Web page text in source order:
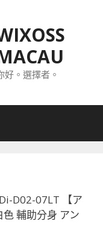
好。選擇者。
D02-07LT 【ア
輔助分身 アン